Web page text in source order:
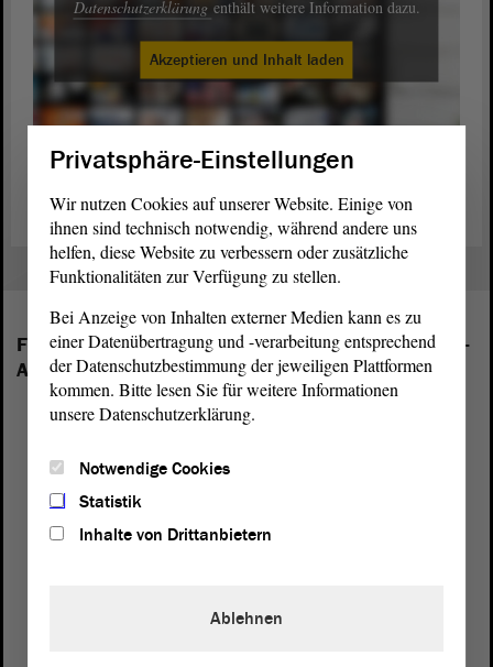
Datenschutzerklärung enthält weitere Information dazu.
Akzeptieren und Inhalt laden
Abschlussbericht der Enquete-Kommission (PDF)
Folgende Fraktionen sind im Landtag von Sachsen-
Anhalt vertreten:
Privatsphäre-Einstellungen
Wir nutzen Cookies auf unserer Website. Einige von
ihnen sind technisch notwendig, während andere uns
helfen, diese Website zu verbessern oder zusätzliche
Funktionalitäten zur Verfügung zu stellen.
Bei Anzeige von Inhalten externer Medien kann es zu
einer Datenübertragung und -verarbeitung entsprechend
der Datenschutzbestimmung der jeweiligen Plattformen
kommen. Bitte lesen Sie für weitere Informationen
unsere Datenschutzerklärung.
Notwendige Cookies
Statistik
Inhalte von Drittanbietern
Ablehnen